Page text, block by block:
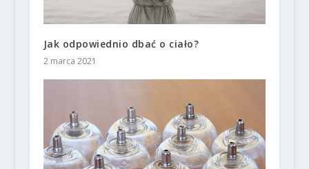
Jak odpowiednio dbać o ciało?
2 marca 2021